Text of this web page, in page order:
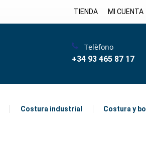
TIENDA MI CUENTA
Costura industrial Costura y
Telèfono
+34 93 465 87 17